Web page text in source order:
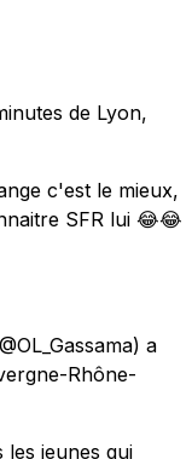
de Lyon,
c'est le mieux,
SFR lui 😂😂
a
Rhône-
les jeunes qui